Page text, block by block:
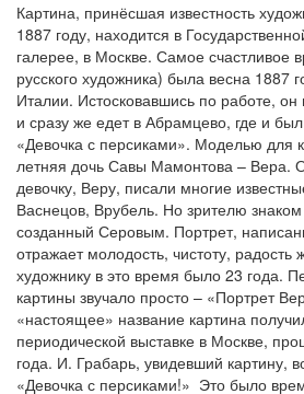
Картина, принёсшая известность
1887 году, находится в
галерее, в Москве. Самое счастливое
русского художника) была весна 1887
Италии. Истосковавшись по работе,
и сразу же едет в Абрамцево, где и
«Девочка с персиками». Моделью для
летняя дочь Савы Мамонтова – Вера.
девочку, Веру, писали многие
Васнецов, Врубель. Но зрителю
созданный Серовым. Портрет,
отражает молодость, чистоту,
художнику в это время было 23 года.
картины звучало просто – «Портрет
«настоящее» название картина
периодической выставке в Москве,
года. И. Грабарь, увидевший картину,
«Девочка с персиками!» Это было